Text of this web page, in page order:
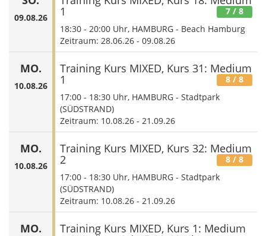
09.08.26 1 7 / 8
18:30 - 20:00 Uhr, HAMBURG - Beach Hamburg
Zeitraum: 28.06.26 - 09.08.26
MO.
10.08.26
Training Kurs MIXED, Kurs 31: Medium
1 8 / 8
17:00 - 18:30 Uhr, HAMBURG - Stadtpark
(SÜDSTRAND)
Zeitraum: 10.08.26 - 21.09.26
MO.
10.08.26
Training Kurs MIXED, Kurs 32: Medium
2 8 / 8
17:00 - 18:30 Uhr, HAMBURG - Stadtpark
(SÜDSTRAND)
Zeitraum: 10.08.26 - 21.09.26
MO. Training Kurs MIXED, Kurs 1: Medium